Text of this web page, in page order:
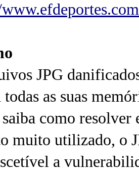
JPG
todas as suas
como resolver
muito utilizado, o
a